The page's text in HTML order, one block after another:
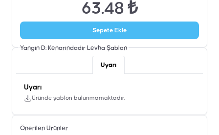
63.48 ₺
Sepete Ekle
Yangın D. Kenarındadır Levha Şablon
Uyarı
Uyarı
Üründe şablon bulunmamaktadır.
Önerilen Ürünler